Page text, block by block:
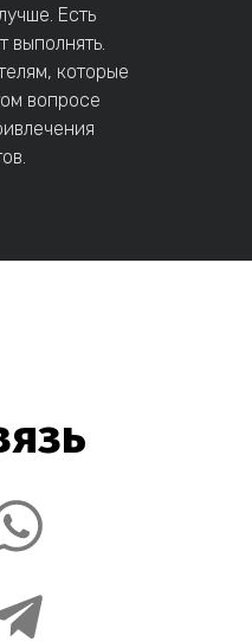
Есть
выполнять.
которые
вопросе